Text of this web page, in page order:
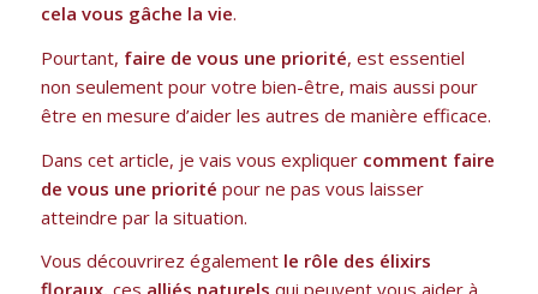
cela vous gâche la vie.
Pourtant, faire de vous une priorité, est essentiel
non seulement pour votre bien-être, mais aussi pour
être en mesure d’aider les autres de manière efficace.
Dans cet article, je vais vous expliquer comment faire
de vous une priorité pour ne pas vous laisser
atteindre par la situation.
Vous découvrirez également le rôle des élixirs